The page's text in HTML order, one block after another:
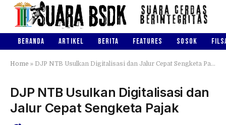
BERANDA ARTIKEL BERITA FEATURES SOSOK
Home » DJP NTB Usulkan Digitalisasi dan Jalur Cepat Sengketa Pajak
DJP NTB Usulkan Digitalisasi dan
Jalur Cepat Sengketa Pajak